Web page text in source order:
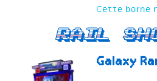
Cette borne
Rail
Galaxy